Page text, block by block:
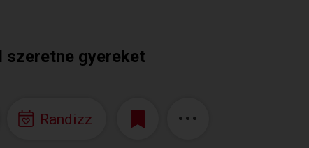
szeretne gyereket
Randizz